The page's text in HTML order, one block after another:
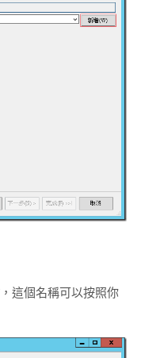
這個名稱可以按照你